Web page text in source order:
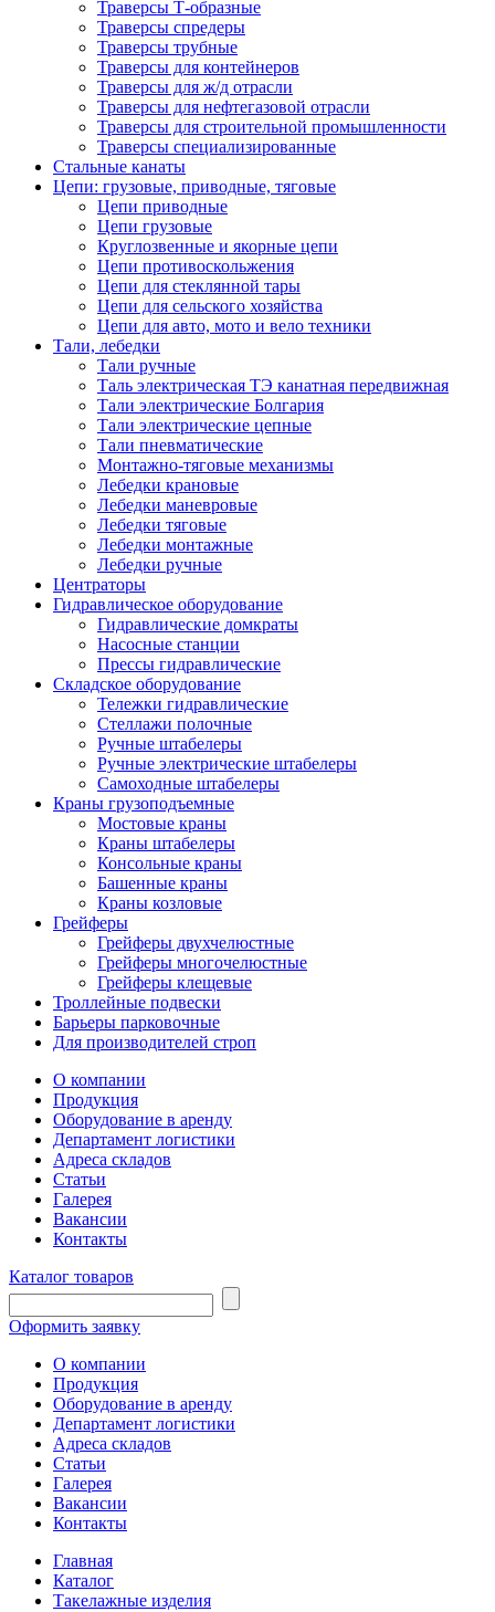
Траверсы Т-образные
Траверсы спредеры
Траверсы трубные
Траверсы для контейнеров
Траверсы для ж/д отрасли
Траверсы для нефтегазовой отрасли
Траверсы для строительной промышленности
Траверсы специализированные
Стальные канаты
Цепи: грузовые, приводные, тяговые
Цепи приводные
Цепи грузовые
Круглозвенные и якорные цепи
Цепи противоскольжения
Цепи для стеклянной тары
Цепи для сельского хозяйства
Цепи для авто, мото и вело техники
Тали, лебедки
Тали ручные
Таль электрическая ТЭ канатная передвижная
Тали электрические Болгария
Тали электрические цепные
Тали пневматические
Монтажно-тяговые механизмы
Лебедки крановые
Лебедки маневровые
Лебедки тяговые
Лебедки монтажные
Лебедки ручные
Центраторы
Гидравлическое оборудование
Гидравлические домкраты
Насосные станции
Прессы гидравлические
Складское оборудование
Тележки гидравлические
Cтеллажи полочные
Ручные штабелеры
Ручные электрические штабелеры
Самоходные штабелеры
Краны грузоподъемные
Мостовые краны
Краны штабелеры
Консольные краны
Башенные краны
Краны козловые
Грейферы
Грейферы двухчелюстные
Грейферы многочелюстные
Грейферы клещевые
Троллейные подвески
Барьеры парковочные
Для производителей строп
О компании
Продукция
Оборудование в аренду
Департамент логистики
Адреса складов
Статьи
Галерея
Вакансии
Контакты
Каталог товаров
Оформить заявку
О компании
Продукция
Оборудование в аренду
Департамент логистики
Адреса складов
Статьи
Галерея
Вакансии
Контакты
Главная
Каталог
Такелажные изделия